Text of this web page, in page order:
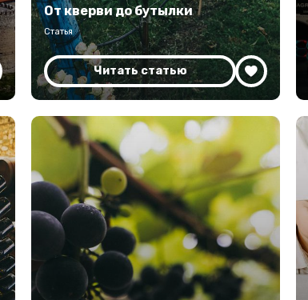
От кверви до бутылки
Статья
Читать статью